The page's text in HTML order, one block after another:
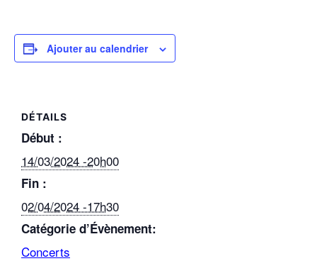
Ajouter au calendrier
DÉTAILS
Début :
14/03/2024 -20h00
Fin :
02/04/2024 -17h30
Catégorie d’Évènement:
Concerts